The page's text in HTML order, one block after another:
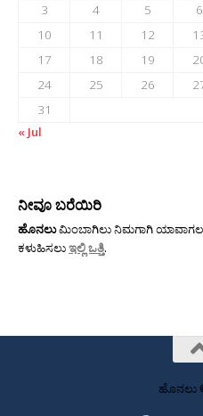
3
4 5 6
10
11 12
17
18 19
24
25 26
31
« Jul
ನೀವೂ ಬರೆಯಿರಿ
ಹೊನಲುಮಿಂಬಾಗಿಲು ನಿಮಗಾಗಿ
ಕಳುಹಿಸಲುಇಲ್ಲಿ ಒತ್ತಿ.
ಹೊನಲು